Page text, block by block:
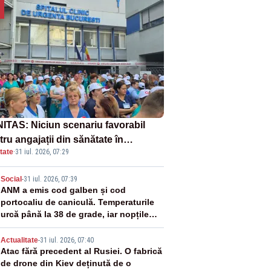
Niciun scenariu favorabil
angajații din sănătate în
Legii salarizării
·31 iul. 2026, 07:29
Social -31 iul. 2026, 07:39
ANM a emis cod galben și cod
portocaliu de caniculă. Temperaturile
urcă până la 38 de grade, iar nopțile
devin tropicale
Actualitate-31 iul. 2026, 07:40
Atac fără precedent al Rusiei. O fabrică
de drone din Kiev deținută de o